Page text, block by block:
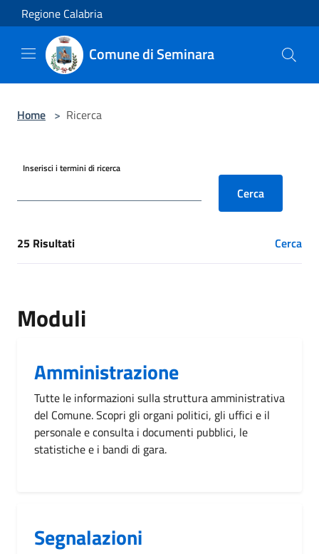
Salta al contenuto principale
Regione Calabria
Comune di Seminara
Home > Ricerca
Inserisci i termini di ricerca
Cerca
[results] Risultati
25 Risultati Cerca
Moduli
Amministrazione
Tutte le informazioni sulla struttura amministrativa
del Comune. Scopri gli organi politici, gli uffici e il
personale e consulta i documenti pubblici, le
statistiche e i bandi di gara.
Segnalazioni